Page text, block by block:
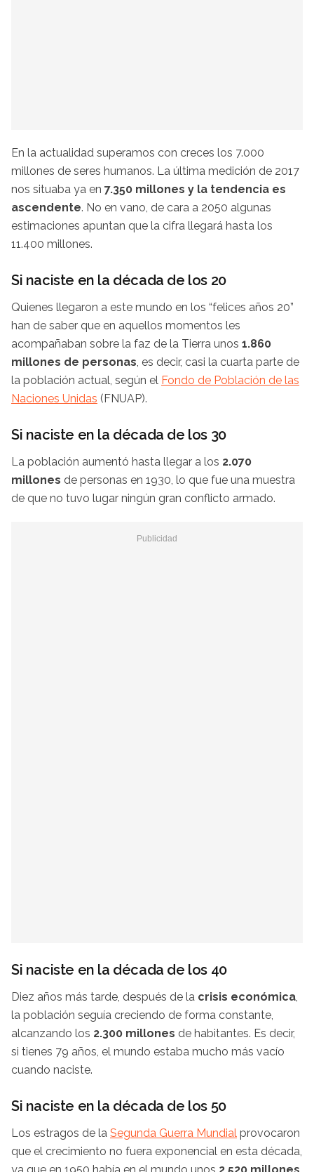
En la actualidad superamos con creces los 7.000
millones de seres humanos. La última medición de 2017
nos situaba ya en 7.350 millones y la tendencia es
ascendente. No en vano, de cara a 2050 algunas
estimaciones apuntan que la cifra llegará hasta los
11.400 millones.
Si naciste en la década de los 20
Quienes llegaron a este mundo en los “felices años 20”
han de saber que en aquellos momentos les
acompañaban sobre la faz de la Tierra unos 1.860
millones de personas, es decir, casi la cuarta parte de
la población actual, según el Fondo de Población de las
Naciones Unidas (FNUAP).
Si naciste en la década de los 30
La población aumentó hasta llegar a los 2.070
millones de personas en 1930, lo que fue una muestra
de que no tuvo lugar ningún gran conflicto armado.
Si naciste en la década de los 40
Diez años más tarde, después de la crisis económica,
la población seguía creciendo de forma constante,
alcanzando los 2.300 millones de habitantes. Es decir,
si tienes 79 años, el mundo estaba mucho más vacío
cuando naciste.
Si naciste en la década de los 50
Los estragos de la Segunda Guerra Mundial provocaron
que el crecimiento no fuera exponencial en esta década,